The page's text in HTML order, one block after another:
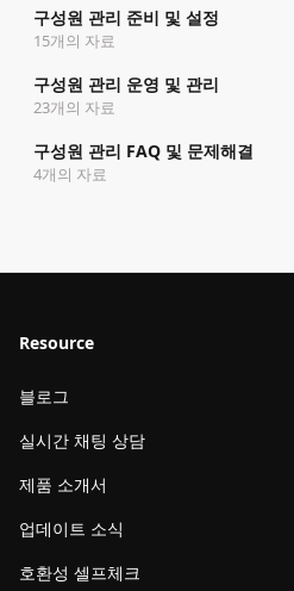
구성원 관리 준비 및 설정
15개의 자료
구성원 관리 운영 및 관리
23개의 자료
구성원 관리 FAQ 및 문제해결
4개의 자료
Resource
블로그
실시간 채팅 상담
제품 소개서
업데이트 소식
호환성 셀프체크